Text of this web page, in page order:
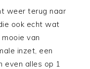
weer terug naar
ook echt wat
van
inzet, een
even alles op 1